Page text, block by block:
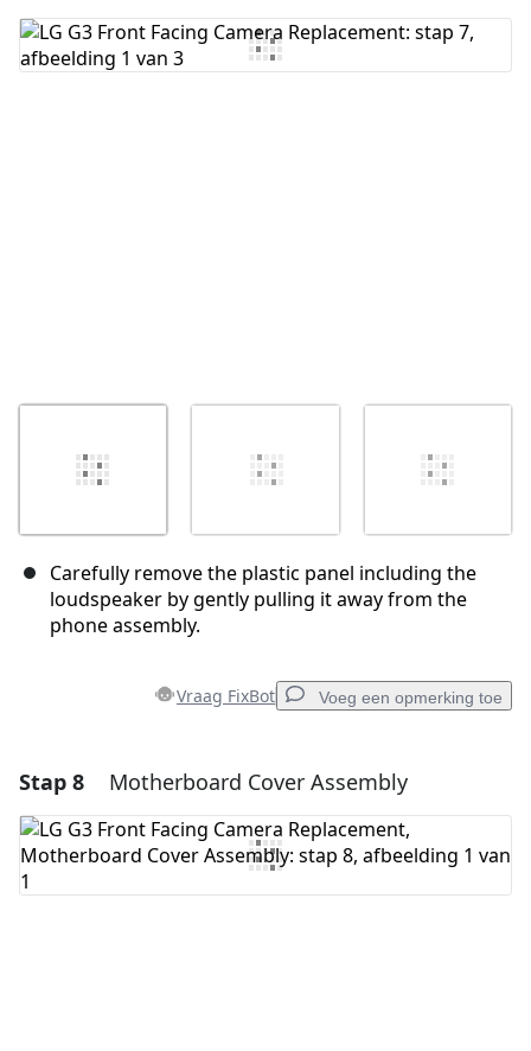
Voeg opmerking toe
Carefully remove the plastic panel including the
loudspeaker by gently pulling it away from the
phone assembly.
Vraag FixBot Voeg een opmerking toe
Voeg een opmerking toe
Voeg opmerking toe
Stap 8 Motherboard Cover Assembly